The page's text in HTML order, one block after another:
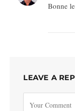
Bonne
LEAVE A